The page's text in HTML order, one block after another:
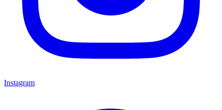
Instagram